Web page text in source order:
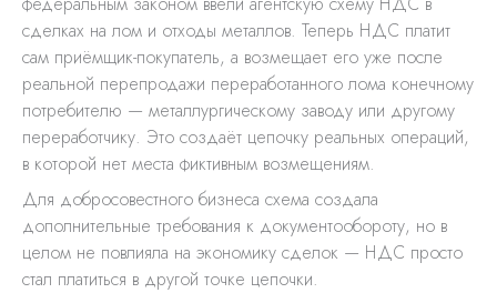
сделках на лом и отходы металлов. Теперь НДС платит
сам приёмщик-покупатель, а возмещает его уже после
реальной перепродажи переработанного лома конечному
потребителю — металлургическому заводу или другому
переработчику. Это создаёт цепочку реальных операций,
в которой нет места фиктивным возмещениям.
Для добросовестного бизнеса схема создала
дополнительные требования к документообороту, но в
целом не повлияла на экономику сделок — НДС просто
стал платиться в другой точке цепочки.